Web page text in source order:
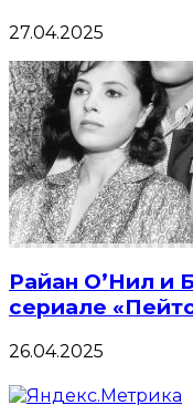
27.04.2025
Райан О’Нил и
сериале
26.04.2025